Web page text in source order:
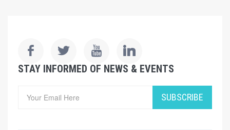
STAY INFORMED OF NEWS & EVENTS
SUBSCRIBE